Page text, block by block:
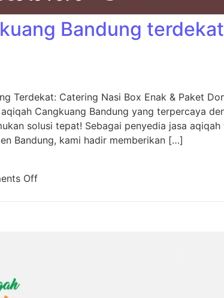
Bandung
Terdekat: Catering Nasi Box Enak & Paket
Cangkuang Bandung yang terpercaya
solusi tepat! Sebagai penyedia jasa
Bandung, kami hadir memberikan […]
Off